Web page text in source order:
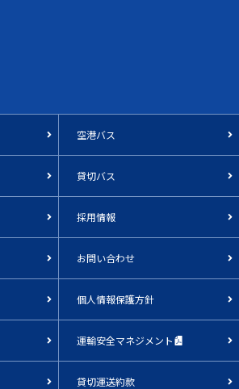
空港バス
貸切バス
採用情報
お問い合わせ
個人情報保護方針
運輸安全マネジメント
貸切運送約款